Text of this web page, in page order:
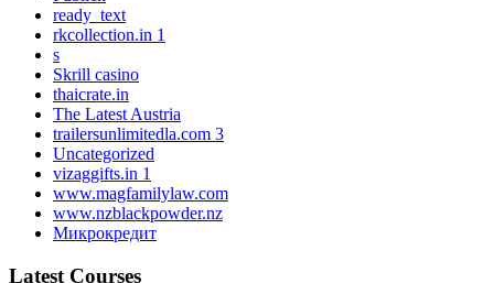
ready_text
rkcollection.in 1
s
Skrill casino
thaicrate.in
The Latest Austria
trailersunlimitedla.com 3
Uncategorized
vizaggifts.in 1
www.magfamilylaw.com
www.nzblackpowder.nz
Микрокредит
Latest Courses